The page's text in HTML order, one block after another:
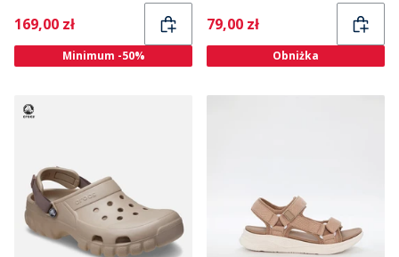
Current
169,00 zł
Minimum -50%
Current
79,00 zł
Obniżka